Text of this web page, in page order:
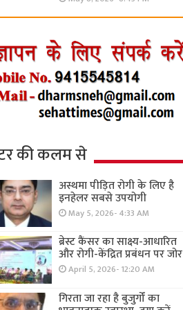
की कलम से
अस्थमा पीड़ित रोगी के लिए है
इनहेलर सबसे उपयोगी
May 5, 2026- 4:33 AM
ब्रेस्ट कैंसर का साक्ष्य-आधारित
और रोगी-केंद्रित प्रबंधन पर जोर
April 5, 2026- 12:20 AM
गिरता जा रहा है बुजुर्गों का